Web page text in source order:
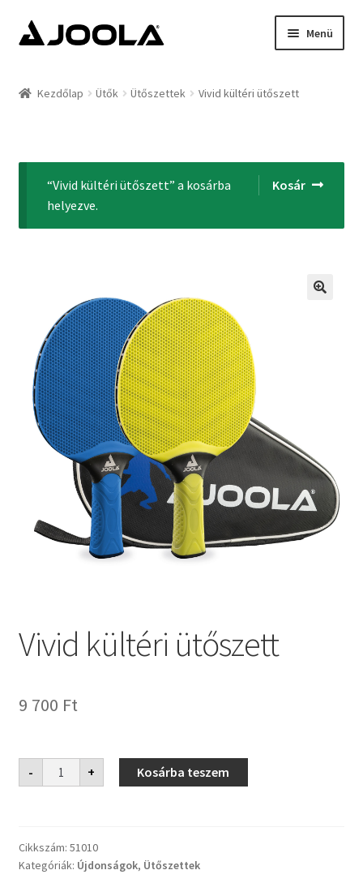
Ugrás
a
Kilépés
a
Menü
Támogatottak
Kezdőlap Ütők Ütőszettek Vivid kültéri ütőszett
Kosár
“Vivid kültéri ütőszett” a kosárba
helyezve.
Vivid kültéri ütőszett
9 700 Ft
-
Vivid
kültéri
+ Kosárba teszem
Cikkszám: 51010
Kategóriák: Újdonságok, Ütőszettek